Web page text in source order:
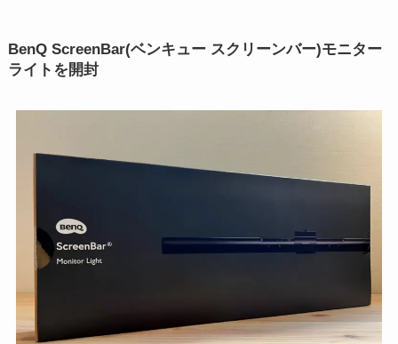
BenQ ScreenBar(ベンキュー スクリーンバー)モニター
ライトを開封